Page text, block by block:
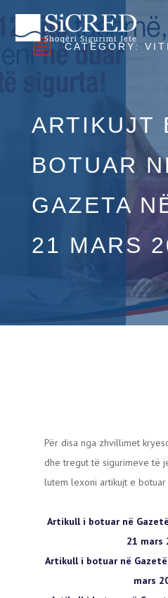
b CATEGORY:
ARTIKUJT
BOTUAR
GAZETA
21 MARS
Për disa nga zhvillimet
dhe tregut të sigurimeve të
lutem lexoni artikujt e
Artikull i botuar në
21 mars
Artikull i botuar në
mars